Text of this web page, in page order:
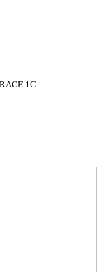
1C